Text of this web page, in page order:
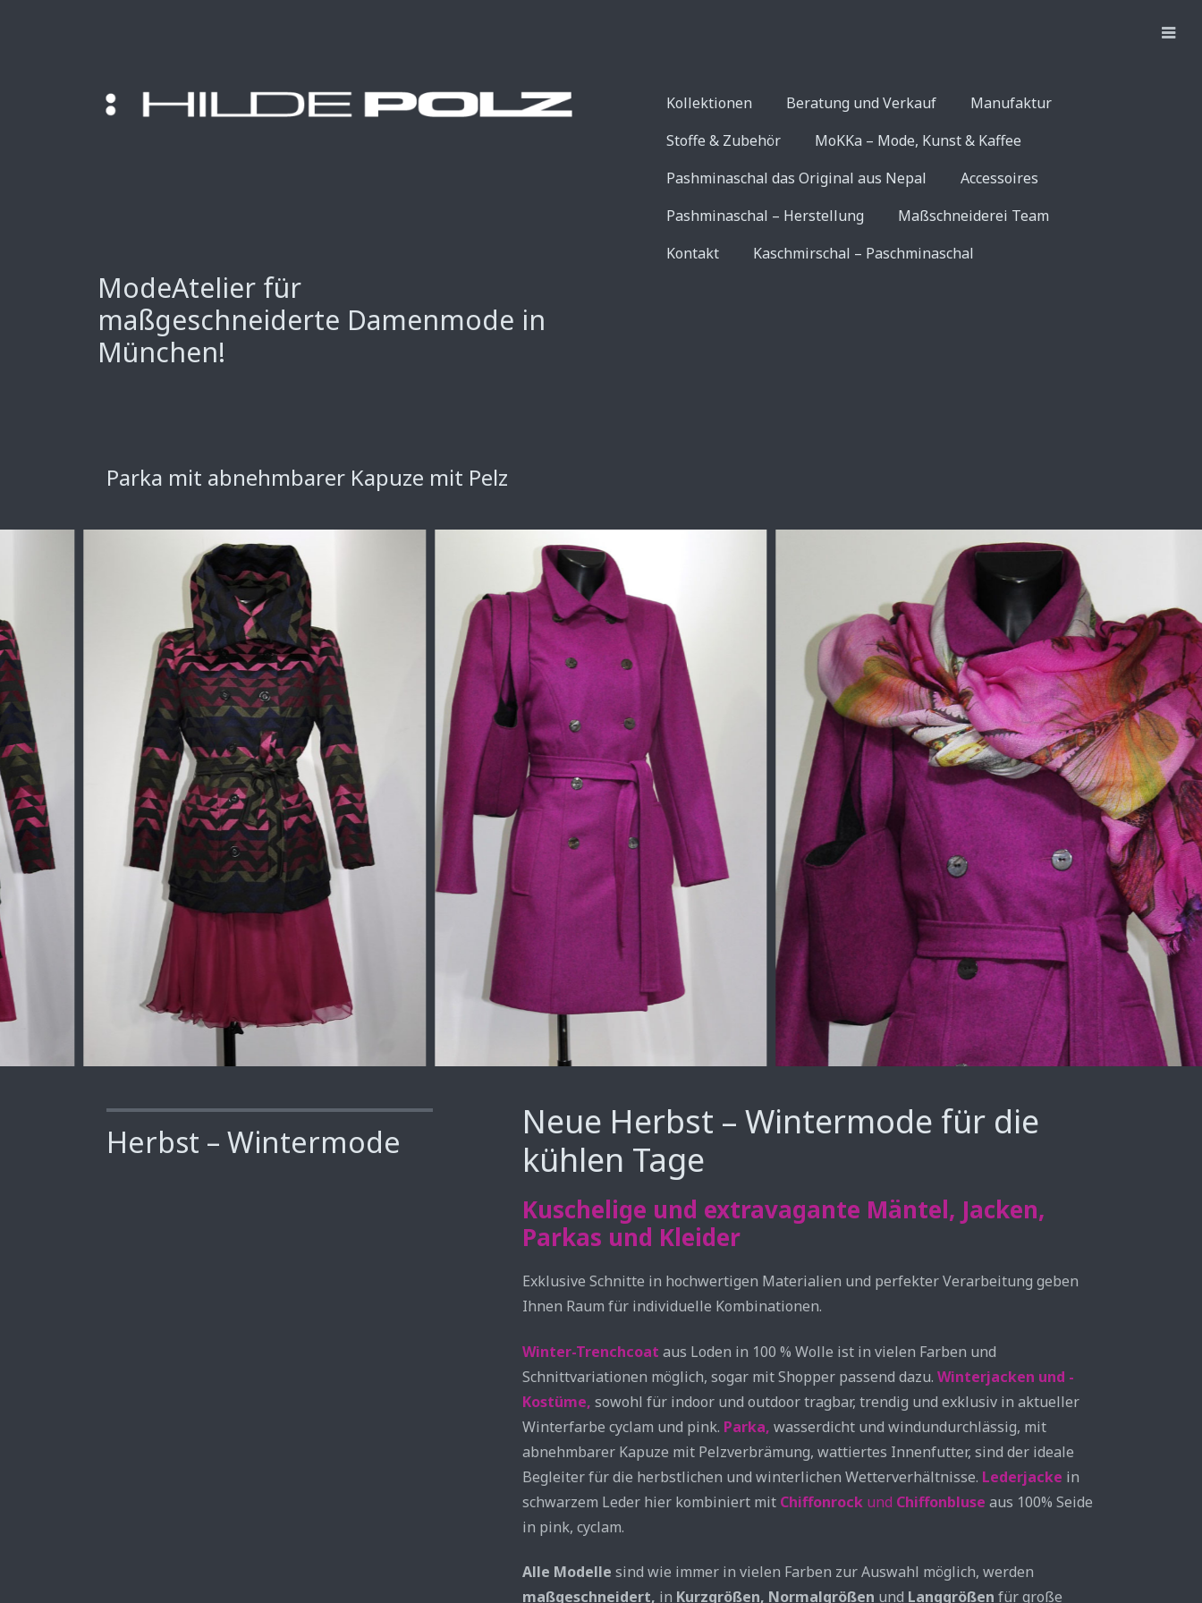
Kollektionen Beratung und Verkauf
Manufaktur
Stoffe & Zubehör
MoKKa – Mode, Kunst & Kaffee
Pashminaschal das Original aus Nepal
Accessoires
Pashminaschal – Herstellung
Maßschneiderei Team
Kontakt
Kaschmirschal – Paschminaschal
ModeAtelier für
maßgeschneiderte Damenmode in
München!
Parka mit abnehmbarer Kapuze mit Pelz
Herbst – Wintermode
Neue Herbst – Wintermode für die
kühlen Tage
Kuschelige und extravagante Mäntel, Jacken,
Parkas und Kleider
Exklusive Schnitte in hochwertigen Materialien und perfekter Verarbeitung geben
Ihnen Raum für individuelle Kombinationen.
Winter-Trenchcoat aus Loden in 100 % Wolle ist in vielen Farben und
Schnittvariationen möglich, sogar mit Shopper passend dazu. Winterjacken und -
Kostüme, sowohl für indoor und outdoor tragbar, trendig und exklusiv in aktueller
Winterfarbe cyclam und pink. Parka, wasserdicht und windundurchlässig, mit
abnehmbarer Kapuze mit Pelzverbrämung, wattiertes Innenfutter, sind der ideale
Begleiter für die herbstlichen und winterlichen Wetterverhältnisse. Lederjacke in
schwarzem Leder hier kombiniert mit Chiffonrockund Chiffonbluse aus 100% Seide
in pink, cyclam.
Alle Modelle sind wie immer in vielen Farben zur Auswahl möglich, werden
maßgeschneidert, in Kurzgrößen, Normalgrößen und Langgrößen für große